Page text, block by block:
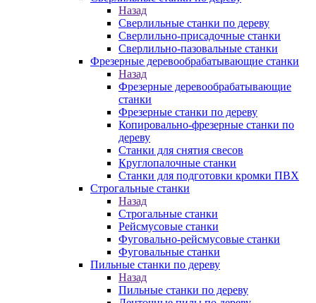
Назад
Сверлильные станки по дереву
Сверлильно-присадочные станки
Сверлильно-пазовальные станки
Фрезерные деревообрабатывающие станки
Назад
Фрезерные деревообрабатывающие
станки
Фрезерные станки по дереву
Копировально-фрезерные станки по
дереву
Станки для снятия свесов
Круглопалочные станки
Станки для подготовки кромки ПВХ
Строгальные станки
Назад
Строгальные станки
Рейсмусовые станки
Фуговально-рейсмусовые станки
Фуговальные станки
Пильные станки по дереву
Назад
Пильные станки по дереву